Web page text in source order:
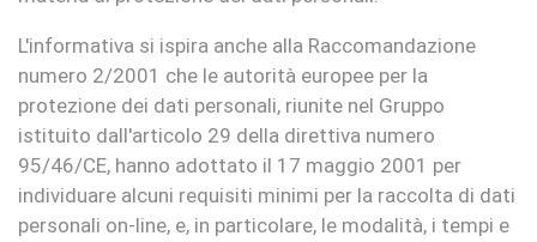
L'informativa si ispira anche alla Raccomandazione
numero 2/2001 che le autorità europee per la
protezione dei dati personali, riunite nel Gruppo
istituito dall'articolo 29 della direttiva numero
95/46/CE, hanno adottato il 17 maggio 2001 per
individuare alcuni requisiti minimi per la raccolta di dati
personali on-line, e, in particolare, le modalità, i tempi e